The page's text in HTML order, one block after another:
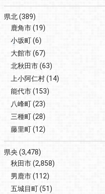
県北(389)
鹿角市(19)
小坂町(6)
大館市(67)
北秋田市(63)
上小阿仁村(14)
能代市(153)
八峰町(23)
三種町(28)
藤里町(12)
県央 (3,478)
秋田市(2,858)
男鹿市(112)
五城目町(51)